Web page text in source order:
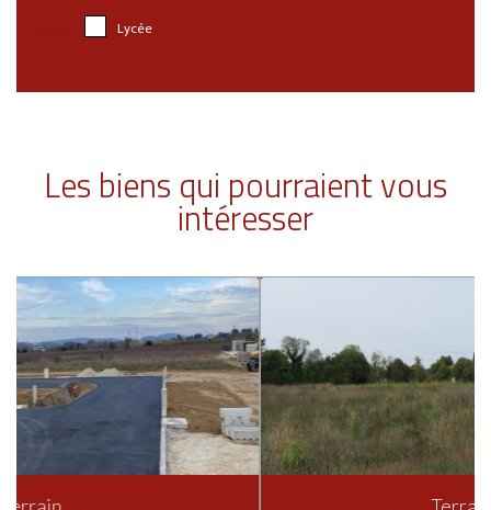
Lycée
Les biens qui pourraient vous
intéresser